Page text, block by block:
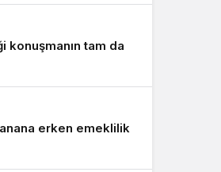
konuşmanın tam da
erken emeklilik